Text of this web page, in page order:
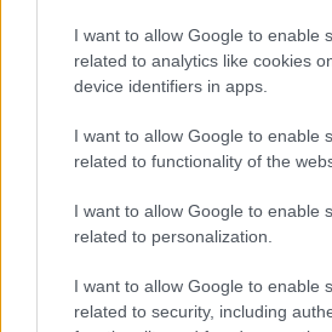
I want to allow Google to enable
related to analytics like cookies
device identifiers in apps.
I want to allow Google to enable
related to functionality of the
I want to allow Google to enable
related to personalization.
I want to allow Google to enable
related to security, including
Fáklyafényben tárul fel
belvárosa